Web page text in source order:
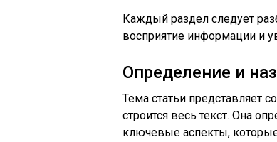
Каждый раздел следует
восприятие информации и
Определение и
Тема статьи представляет
строится весь текст. Она
ключевые аспекты,